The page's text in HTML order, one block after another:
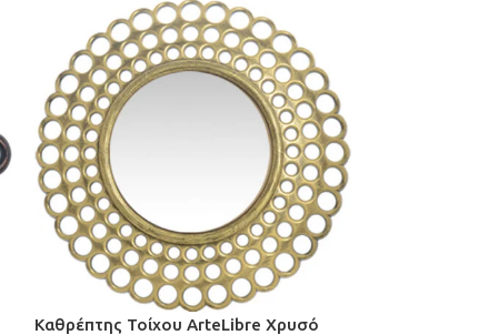
Καθρέπτης Τοίχου ArteLibre Χρυσό